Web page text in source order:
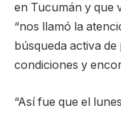
en Tucumán y que
“nos llamó la
búsqueda activa
condiciones y
“Así fue que el